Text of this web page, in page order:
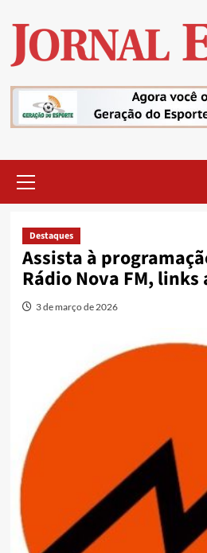
content
Menu
Destaques
Assista à
Rádio Nova FM, links
3 de março de 2026